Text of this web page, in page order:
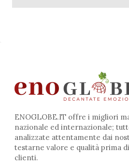
ENOGLOBE.IT offre i migliori
nazionale ed internazionale;
analizzate attentamente dai
testarne valore e qualità prima
clienti.